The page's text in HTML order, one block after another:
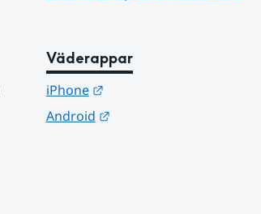
Väderappar
iPhone
Länk till annan webbplats.
Android
Länk till annan webbplats.